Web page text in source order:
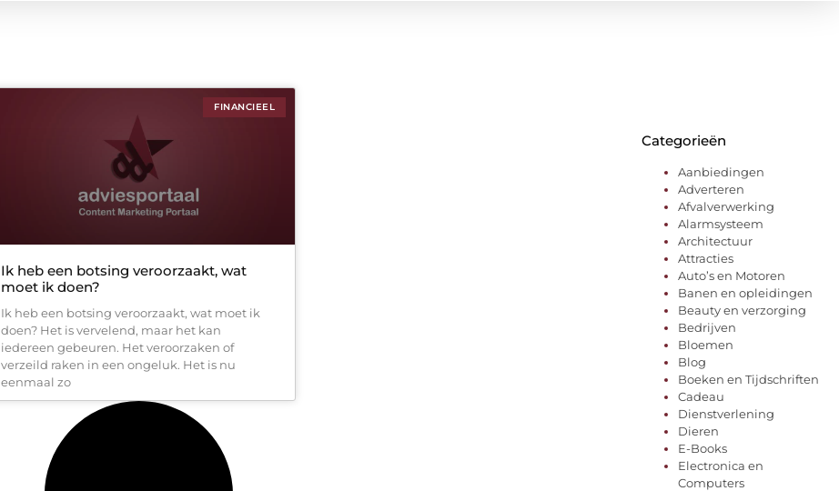
FINANCIEEL
Ik heb een botsing veroorzaakt, wat
moet ik doen?
Ik heb een botsing veroorzaakt, wat moet ik
doen? Het is vervelend, maar het kan
iedereen gebeuren. Het veroorzaken of
verzeild raken in een ongeluk. Het is nu
eenmaal zo
Categorieën
Aanbiedingen
Adverteren
Afvalverwerking
Alarmsysteem
Architectuur
Attracties
Auto’s en Motoren
Banen en opleidingen
Beauty en verzorging
Bedrijven
Bloemen
Blog
Boeken en Tijdschriften
Cadeau
Dienstverlening
Dieren
E-Books
Electronica en
Computers